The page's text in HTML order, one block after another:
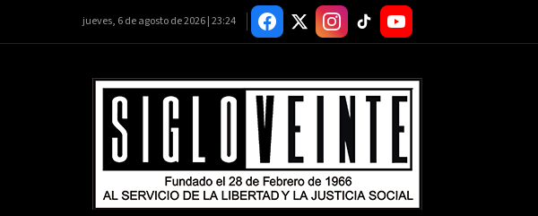
jueves, 6 de agosto de 2026 | 23:24